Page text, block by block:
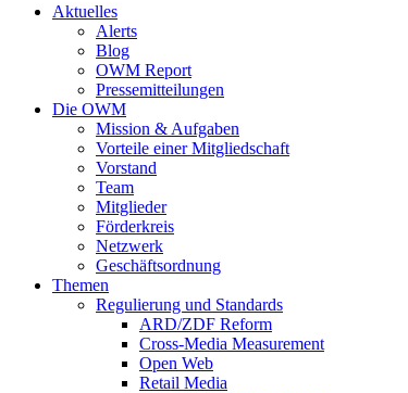
Aktuelles
Alerts
Blog
OWM Report
Pressemitteilungen
Die OWM
Mission & Aufgaben
Vorteile einer Mitgliedschaft
Vorstand
Team
Mitglieder
Förderkreis
Netzwerk
Geschäftsordnung
Themen
Regulierung und Standards
ARD/ZDF Reform
Cross-Media Measurement
Open Web
Retail Media